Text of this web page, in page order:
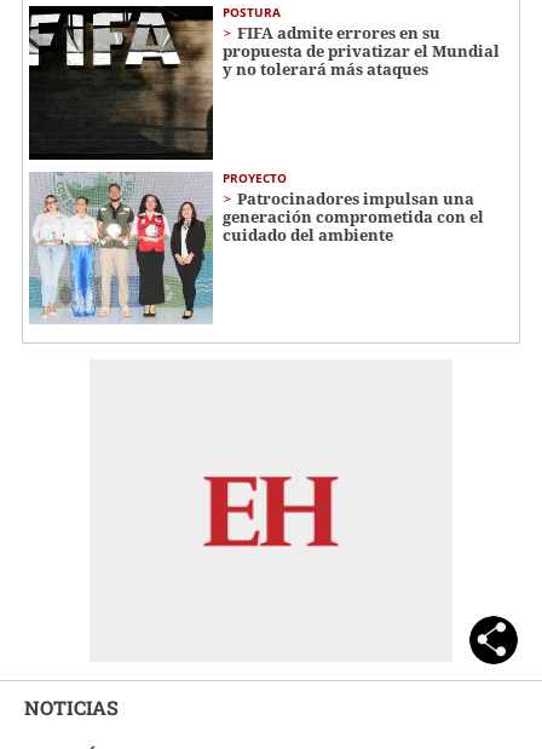
POSTURA
FIFA admite errores en su
propuesta de privatizar el Mundial
y no tolerará más ataques
PROYECTO
Patrocinadores impulsan una
generación comprometida con el
cuidado del ambiente
NOTICIAS